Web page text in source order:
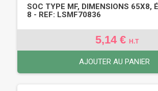
SOC TYPE MF, DIMENSIONS 65X8,
8 - REF: LSMF70836
5,14 € H.T
AJOUTER AU PANIER